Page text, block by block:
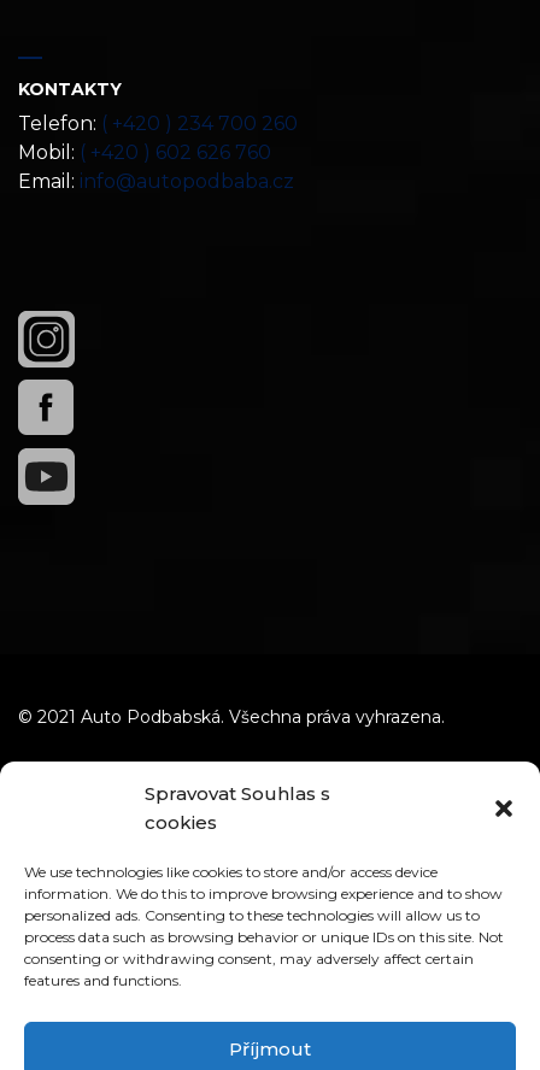
Spravovat Souhlas s
cookies
We use technologies like cookies to store and/or access device
information. We do this to improve browsing experience and to show
personalized ads. Consenting to these technologies will allow us to
process data such as browsing behavior or unique IDs on this site. Not
consenting or withdrawing consent, may adversely affect certain
features and functions.
Příjmout
KONTAKTY
Telefon: ( +420 ) 234 700 260
Mobil: ( +420 ) 602 626 760
Email: info@autopodbaba.cz
© 2021 Auto Podbabská. Všechna práva vyhrazena.